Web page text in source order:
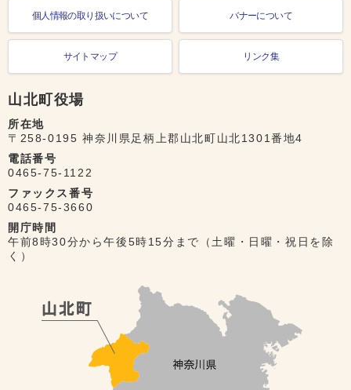
個人情報の取り扱いについて バナーについて
サイトマップ リンク集
山北町役場
所在地
〒258-0195 神奈川県足柄上郡山北町山北1301番地4
電話番号
0465-75-1122
ファックス番号
0465-75-3660
開庁時間
午前8時30分から午後5時15分まで（土曜・日曜・祝日を除
く）